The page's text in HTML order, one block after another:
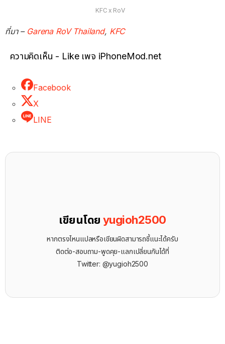
KFC x RoV
ที่มา – Garena RoV Thailand, KFC
ความคิดเห็น - Like เพจ iPhoneMod.net
Facebook
X
LINE
เขียนโดยyugioh2500
หากตรงไหนแปลหรือเขียนผิดสามารถชี้แนะได้ครับ
ติดต่อ-สอบถาม-พูดคุย-แลกเปลี่ยนกันได้ที่
Twitter: @yugioh2500